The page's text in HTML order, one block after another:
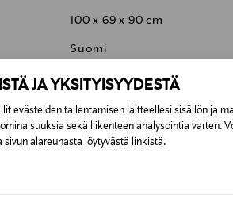
JA YKSITYISYYDESTÄ
evästeiden tallentamisen laitteellesi sisällön ja
sekä liikenteen analysointia varten.
alareunasta löytyvästä linkistä.
100 x 69 x 90 cm
Suomi
VP0444004354
ADEA OY
Lellavantie 12, 61800